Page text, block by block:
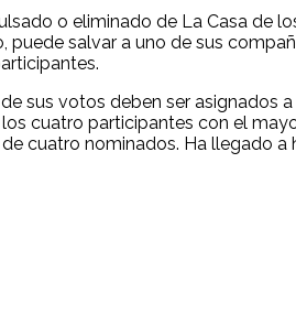
o eliminado de La Casa de
puede salvar a uno de sus
sus votos deben ser asignados
cuatro participantes con el
cuatro nominados. Ha llegado